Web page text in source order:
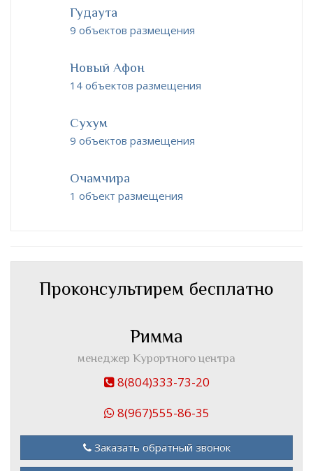
Гудаута
9 объектов размещения
Новый Афон
14 объектов размещения
Сухум
9 объектов размещения
Очамчира
1 объект размещения
Проконсультирем бесплатно
Римма
менеджер Курортного центра
8(804)333-73-20
8(967)555-86-35
Заказать обратный звонок